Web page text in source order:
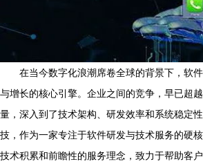
在当今数字化浪潮席卷全球的背景下，软
与增长的核心引擎。企业之间的竞争，早已超
量，深入到了技术架构、研发效率和系统稳定
技，作为一家专注于软件研发与技术服务的硬
技术积累和前瞻性的服务理念，致力于帮助客